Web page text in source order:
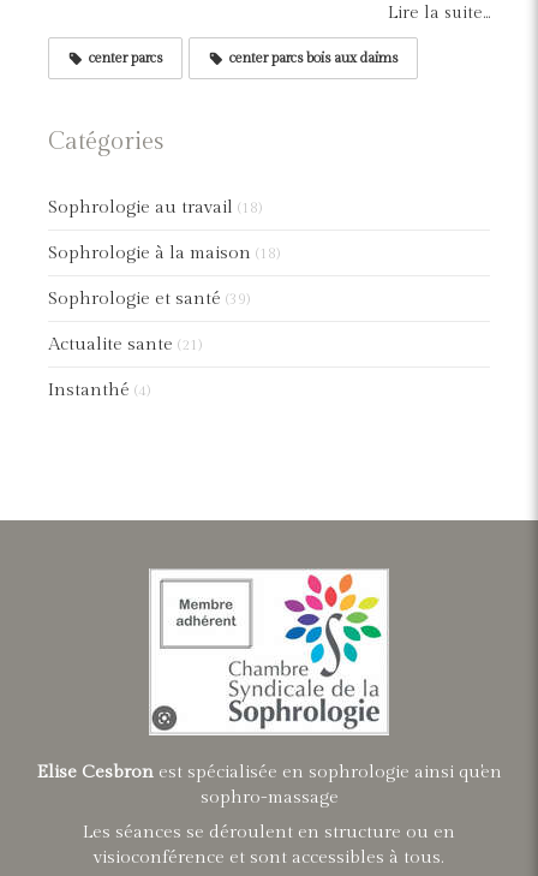
Lire la suite...
center parcs center parcs bois aux daims
Catégories
Sophrologie au travail (18)
Sophrologie à la maison (18)
Sophrologie et santé (39)
Actualite sante (21)
Instanthé (4)
Elise Cesbronest spécialisée en sophrologie ainsi qu'en
sophro-massage
Les séances se déroulent en structure ou en
visioconférence et sont accessibles à tous.